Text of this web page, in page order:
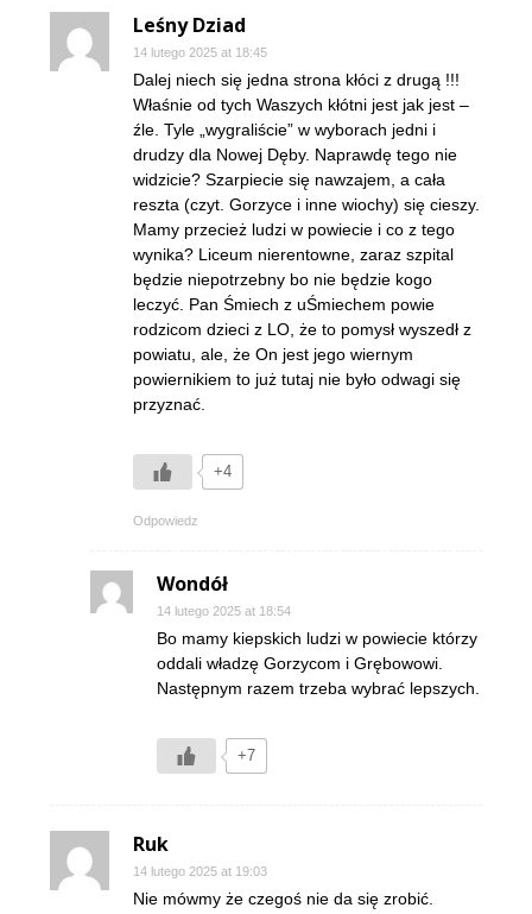
Leśny Dziad
14 lutego 2025 at 18:45
Dalej niech się jedna strona kłóci z drugą !!!
Właśnie od tych Waszych kłótni jest jak jest –
źle. Tyle „wygraliście” w wyborach jedni i
drudzy dla Nowej Dęby. Naprawdę tego nie
widzicie? Szarpiecie się nawzajem, a cała
reszta (czyt. Gorzyce i inne wiochy) się cieszy.
Mamy przecież ludzi w powiecie i co z tego
wynika? Liceum nierentowne, zaraz szpital
będzie niepotrzebny bo nie będzie kogo
leczyć. Pan Śmiech z uŚmiechem powie
rodzicom dzieci z LO, że to pomysł wyszedł z
powiatu, ale, że On jest jego wiernym
powiernikiem to już tutaj nie było odwagi się
przyznać.
+4
Odpowiedz
Wondół
14 lutego 2025 at 18:54
Bo mamy kiepskich ludzi w powiecie którzy
oddali władzę Gorzycom i Grębowowi.
Następnym razem trzeba wybrać lepszych.
+7
Ruk
14 lutego 2025 at 19:03
Nie mówmy że czegoś nie da się zrobić.